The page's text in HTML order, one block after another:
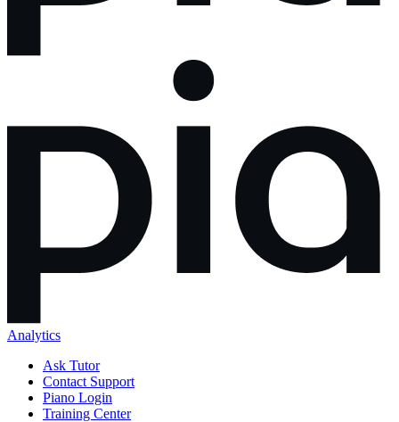
Analytics
Ask Tutor
Contact Support
Piano Login
Training Center